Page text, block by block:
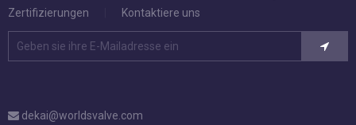
Zertifizierungen
Kontaktiere uns
 dekai@worldsvalve.com